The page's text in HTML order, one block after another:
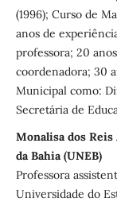
(1996); Curso de
anos de
professora; 20
coordenadora; 30
Municipal como:
Secretária de
Monalisa dos
da Bahia (UNEB)
Professora
Universidade do